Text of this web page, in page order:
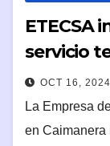
ETECSA
servicio
OCT 16, 2024
La Empresa
en Caimanera